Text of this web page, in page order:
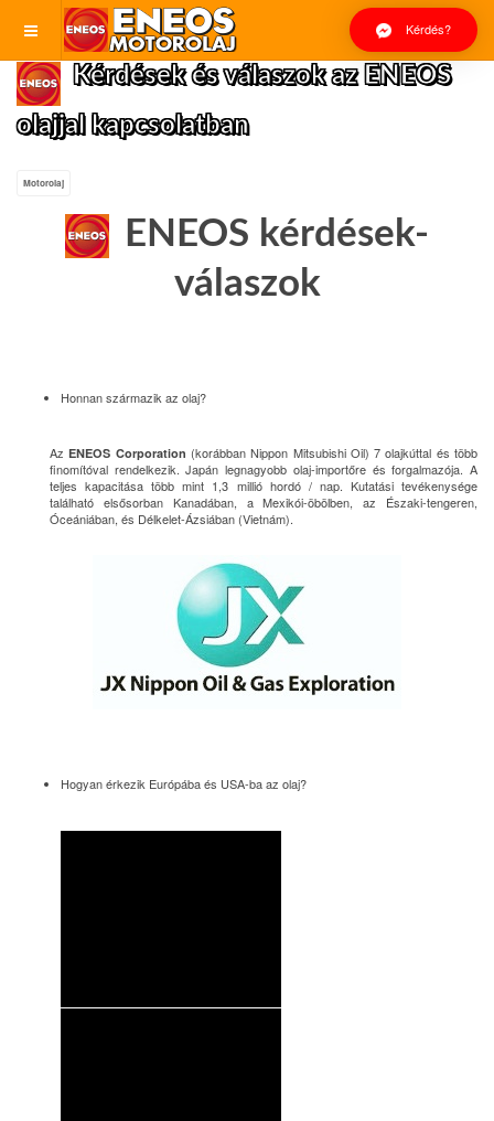
Kérdés?
Kérdések és válaszok az ENEOS
olajjal kapcsolatban
Motorolaj
ENEOS kérdések-
válaszok
Honnan származik az olaj?
AzENEOS Corporation (korábban Nippon Mitsubishi Oil) 7 olajkúttal és több
finomítóval rendelkezik. Japán legnagyobb olaj-importőre és forgalmazója. A
teljes kapacitása több mint 1,3 millió hordó / nap. Kutatási tevékenysége
található elsősorban Kanadában, a Mexikói-öbölben, az Északi-tengeren,
Óceániában, és Délkelet-Ázsiában (Vietnám).
Hogyan érkezik Európába és USA-ba az olaj?